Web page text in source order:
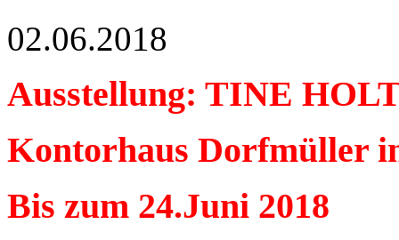
02.06.2018
Ausstellung: TINE
Kontorhaus Dorfmüller
Bis zum 24.Juni 2018